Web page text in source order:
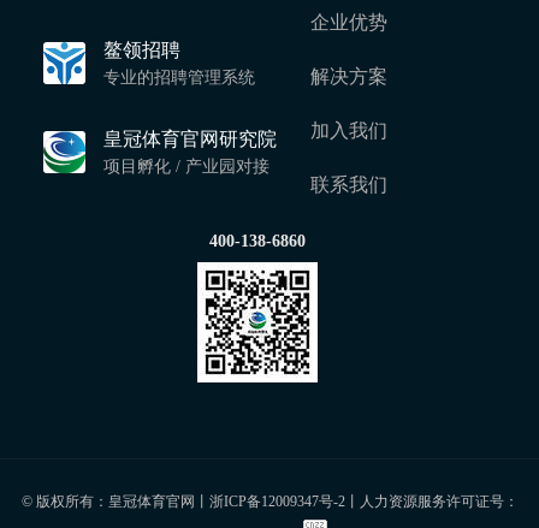
鳌领招聘
专业的招聘管理系统
皇冠体育官网研究院
项目孵化 / 产业园对接
企业优势
解决方案
加入我们
联系我们
400-138-6860
© 版权所有：皇冠体育官网丨 浙ICP备12009347号-2丨人力资源服务许可证号：